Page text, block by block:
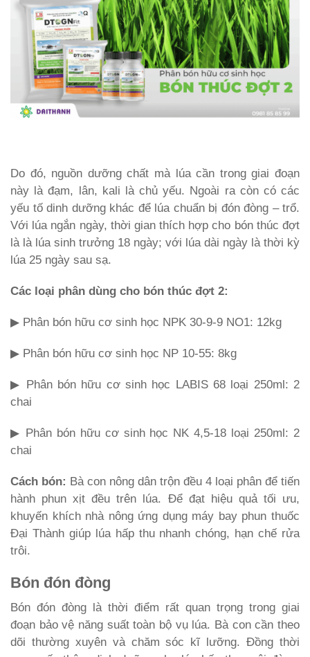
Do đó, nguồn dưỡng chất mà lúa cần trong giai đoạn
này là đạm, lân, kali là chủ yếu. Ngoài ra còn có các
yếu tố dinh dưỡng khác để lúa chuẩn bị đón đòng – trổ.
Với lúa ngắn ngày, thời gian thích hợp cho bón thúc đợt
là là lúa sinh trưởng 18 ngày; với lúa dài ngày là thời kỳ
lúa 25 ngày sau sạ.
Các loại phân dùng cho bón thúc đợt 2:
▶ Phân bón hữu cơ sinh học NPK 30-9-9 NO1: 12kg
▶ Phân bón hữu cơ sinh học NP 10-55: 8kg
▶ Phân bón hữu cơ sinh học LABIS 68 loại 250ml: 2
chai
▶ Phân bón hữu cơ sinh học NK 4,5-18 loại 250ml: 2
chai
Cách bón: Bà con nông dân trộn đều 4 loại phân để tiến
hành phun xịt đều trên lúa. Để đạt hiệu quả tối ưu,
khuyến khích nhà nông ứng dụng máy bay phun thuốc
Đại Thành giúp lúa hấp thu nhanh chóng, hạn chế rửa
trôi.
Bón đón đòng
Bón đón đòng là thời điểm rất quan trọng trong giai
đoạn bảo vệ năng suất toàn bộ vụ lúa. Bà con cần theo
dõi thường xuyên và chăm sóc kĩ lưỡng. Đồng thời